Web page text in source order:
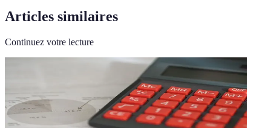
Articles similaires
Continuez votre lecture